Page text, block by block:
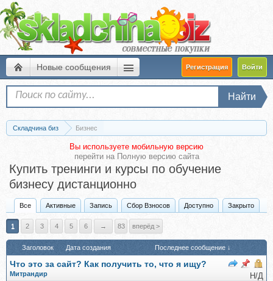
Новые сообщения Регистрация Войти
Найти
Складчина биз Бизнес
Вы используете мобильную версию
перейти на Полную версию сайта
Купить тренинги и курсы по обучение
бизнесу дистанционно
Все Активные Запись Сбор Взносов Доступно Закрыто
1 2 3 4 5 6 → 83 вперёд >
Заголовок Дата создания Последнее сообщение ↓
Что это за сайт? Как получить то, что я ищу?
Митрандир Н/Д